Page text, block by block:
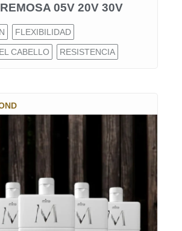
05V 20V 30V
FLEXIBILIDAD
CABELLO RESISTENCIA